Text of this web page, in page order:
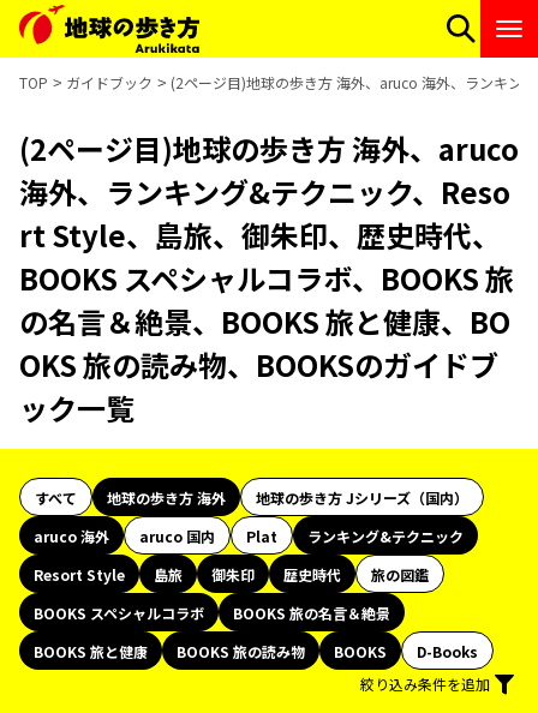
TOP ガイドブック (2ページ目)地球の歩き方 海外、aruco 海外、ランキン
(2ページ目)地球の歩き方 海外、aruco
海外、ランキング&テクニック、Reso
rt Style、島旅、御朱印、歴史時代、
BOOKS スペシャルコラボ、BOOKS 旅
の名言＆絶景、BOOKS 旅と健康、BO
OKS 旅の読み物、BOOKSのガイドブ
ック一覧
すべて 地球の歩き方 海外
地球の歩き方 Jシリーズ（国内）
aruco 海外
aruco 国内 Plat
ランキング&テクニック
Resort Style
島旅 御朱印 歴史時代
旅の図鑑
BOOKS スペシャルコラボ
BOOKS 旅の名言＆絶景
BOOKS 旅と健康
BOOKS 旅の読み物 BOOKS
D-Books
絞り込み条件を追加